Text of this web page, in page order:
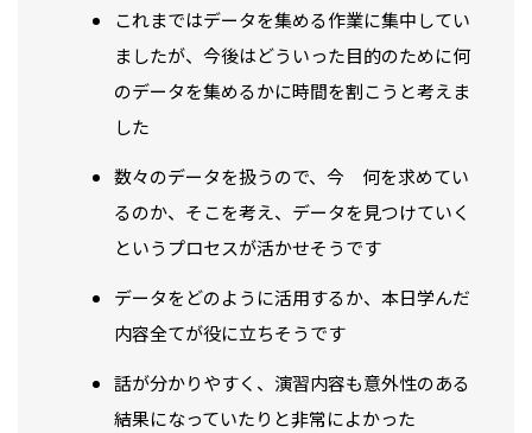
これまではデータを集める作業に集中してい
ましたが、今後はどういった目的のために何
のデータを集めるかに時間を割こうと考えま
した
数々のデータを扱うので、今 何を求めてい
るのか、そこを考え、データを見つけていく
というプロセスが活かせそうです
データをどのように活用するか、本日学んだ
内容全てが役に立ちそうです
話が分かりやすく、演習内容も意外性のある
結果になっていたりと非常によかった